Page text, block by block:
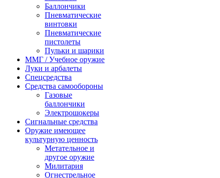
Баллончики
Пневматические
винтовки
Пневматические
пистолеты
Пульки и шарики
ММГ / Учебное оружие
Луки и арбалеты
Спецсредства
Средства самообороны
Газовые
баллончики
Электрошокеры
Сигнальные средства
Оружие имеющее
культурную ценность
Метательное и
другое оружие
Милитария
Огнестрельное